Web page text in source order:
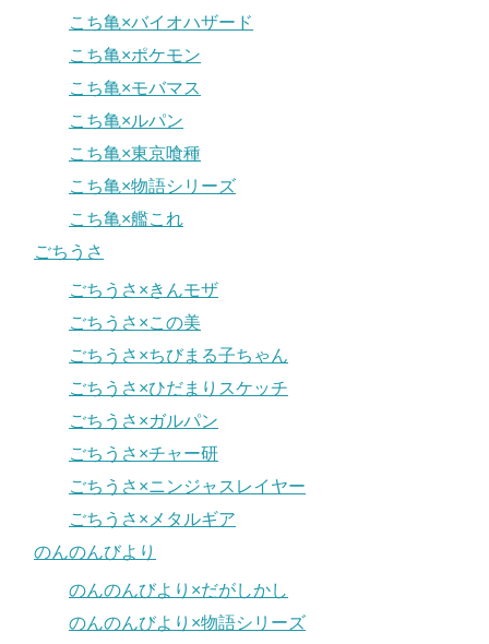
こち亀×バイオハザード
こち亀×ポケモン
こち亀×モバマス
こち亀×ルパン
こち亀×東京喰種
こち亀×物語シリーズ
こち亀×艦これ
ごちうさ
ごちうさ×きんモザ
ごちうさ×この美
ごちうさ×ちびまる子ちゃん
ごちうさ×ひだまりスケッチ
ごちうさ×ガルパン
ごちうさ×チャー研
ごちうさ×ニンジャスレイヤー
ごちうさ×メタルギア
のんのんびより
のんのんびより×だがしかし
のんのんびより×物語シリーズ